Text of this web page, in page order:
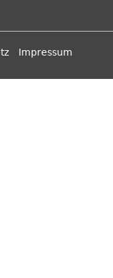
Impressum